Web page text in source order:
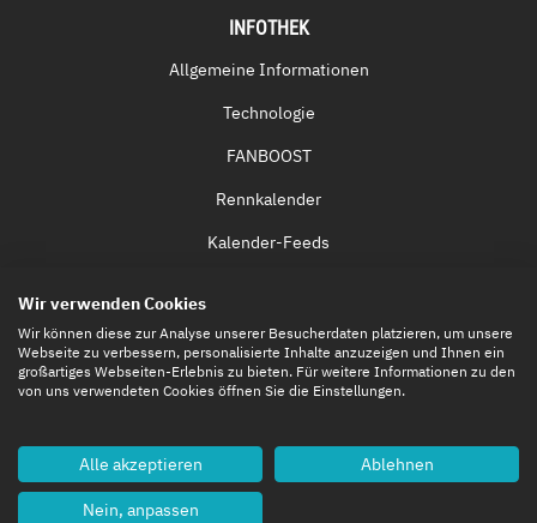
INFOTHEK
Allgemeine Informationen
Technologie
FANBOOST
Rennkalender
Kalender-Feeds
Eintrittskarten
Wir verwenden Cookies
Wir können diese zur Analyse unserer Besucherdaten platzieren, um unsere
Webseite zu verbessern, personalisierte Inhalte anzuzeigen und Ihnen ein
großartiges Webseiten-Erlebnis zu bieten. Für weitere Informationen zu den
von uns verwendeten Cookies öffnen Sie die Einstellungen.
Alle akzeptieren Ablehnen
Nein, anpassen